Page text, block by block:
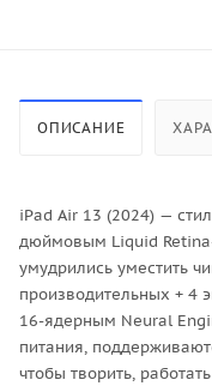
ОПИСАНИЕ
iPad Air 13 (2024) —
дюймовым Liquid
умудрились уместить
производительных + 4
16-ядерным Neural
питания,
чтобы творить,